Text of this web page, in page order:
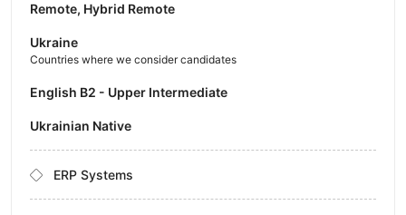
Remote, Hybrid Remote
Ukraine
Countries where we consider candidates
English B2 - Upper Intermediate
Ukrainian Native
ERP Systems